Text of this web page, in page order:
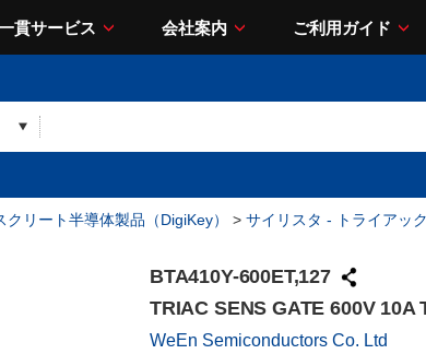
貫サービス 会社案内 ご利用ガイド
クリート半導体製品（DigiKey） > サイリスタ - トライアック
BTA410Y-600ET,127
TRIAC SENS GATE 600V 10A
WeEn Semiconductors Co. Ltd